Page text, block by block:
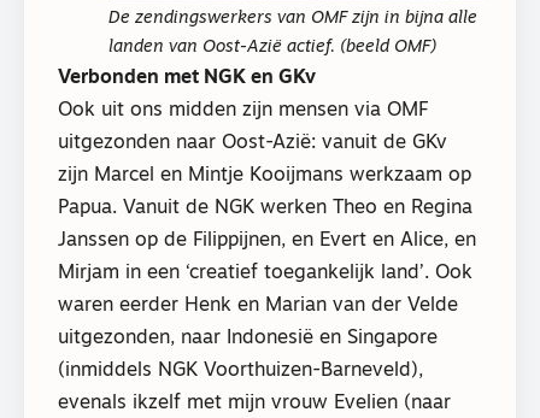
De zendingswerkers van OMF zijn in bijna alle
landen van Oost-Azië actief. (beeld OMF)
Verbonden met NGK en GKv
Ook uit ons midden zijn mensen via OMF
uitgezonden naar Oost-Azië: vanuit de GKv
zijn Marcel en Mintje Kooijmans werkzaam op
Papua. Vanuit de NGK werken Theo en Regina
Janssen op de Filippijnen, en Evert en Alice, en
Mirjam in een ‘creatief toegankelijk land’. Ook
waren eerder Henk en Marian van der Velde
uitgezonden, naar Indonesië en Singapore
(inmiddels NGK Voorthuizen-Barneveld),
evenals ikzelf met mijn vrouw Evelien (naar